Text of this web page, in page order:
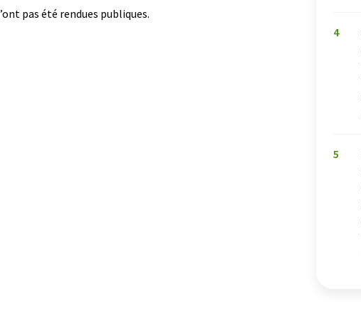
pas été rendues publiques.
4
5